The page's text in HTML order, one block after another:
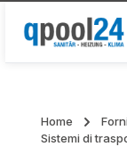
Passa al
Home
Sistemi di